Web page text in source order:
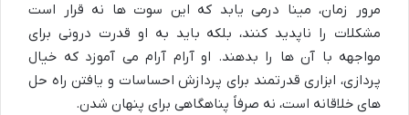
مرور زمان، مینا درمی یابد که این سوت ها نه قرار است
مشکلات را ناپدید کنند، بلکه باید به او قدرت درونی برای
مواجهه با آن ها را بدهند. او آرام آرام می آموزد که خیال
پردازی، ابزاری قدرتمند برای پردازش احساسات و یافتن راه حل
های خلاقانه است، نه صرفاً پناهگاهی برای پنهان شدن.